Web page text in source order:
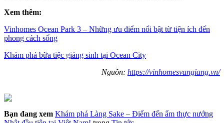
Xem thêm:
Vinhomes Ocean Park 3 – Những ưu điểm nổi bật từ tiện ích đến
phong cách sống
Khám phá bữa tiệc giáng sinh tại Ocean City
Nguồn: https://vinhomesvangiang.vn/
Bạn đang xem Khám phá Làng Sake – Điểm đến ẩm thực nướng